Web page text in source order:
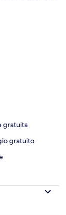
la colazione, il
di lusso sono
e il personale
gratuita
gratuito